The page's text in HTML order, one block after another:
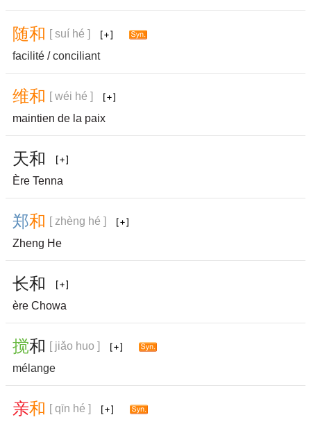
随和
[ suí hé ]
facilité /conciliant
维和 [ wéi hé ]
maintien de la paix
天和
Ère Tenna
郑和 [ zhèng hé ]
Zheng He
长和
ère Chowa
搅和
[ jiǎo huo ]
mélange
亲和
[ qīn hé ]